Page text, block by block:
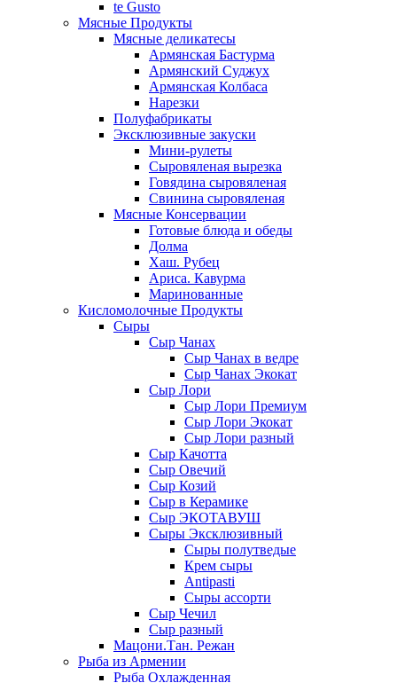
te Gusto
Мясные Продукты
Мясные деликатесы
Армянская Бастурма
Армянский Суджух
Армянская Колбаса
Нарезки
Полуфабрикаты
Эксклюзивные закуски
Мини-рулеты
Сыровяленая вырезка
Говядина сыровяленая
Свинина сыровяленая
Мясные Консервации
Готовые блюда и обеды
Долма
Хаш. Рубец
Ариса. Кавурма
Маринованные
Кисломолочные Продукты
Сыры
Сыр Чанах
Сыр Чанах в ведре
Сыр Чанах Экокат
Сыр Лори
Сыр Лори Премиум
Сыр Лори Экокат
Сыр Лори разный
Сыр Качотта
Сыр Овечий
Сыр Козий
Сыр в Керамике
Сыр ЭКОТАВУШ
Сыры Эксклюзивный
Сыры полутведые
Крем сыры
Antipasti
Сыры ассорти
Сыр Чечил
Сыр разный
Мацони.Тан. Режан
Рыба из Армении
Рыба Охлажденная